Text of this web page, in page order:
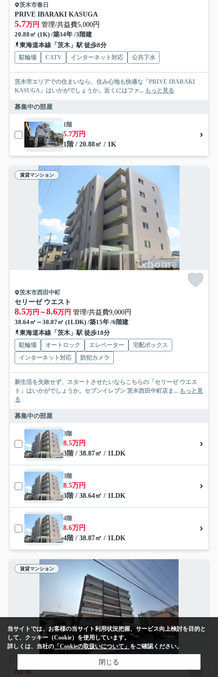
茨木市春日
PRIVE IBARAKI KASUGA
5.7万円 管理/共益費5,000円
20.88㎡ (1K) /築34年 /3階建
東海道本線「茨木」駅 徒歩8分
駐輪場 CATV インターネット対応 公共下水
茨木市エリアでの住まいなら、住み心地も快適な「PRIVE IBARAKI
KASUGA」はいかがでしょうか。近くにはファ... もっと見る
募集中の部屋
1階
5.7万円
1階 / 20.88㎡ / 1K
賃貸マンション
茨木市西田中町
セリーゼ ウエスト
8.5万円～8.6万円 管理/共益費9,000円
38.64㎡～38.87㎡ (1LDK) /築15年 /6階建
東海道本線「茨木」駅 徒歩18分
駐輪場 オートロック エレベーター
宅配ボックス
インターネット対応
防犯カメラ
新生活を失敗せず、スタートさせたいならこちらの「セリーゼ ウエス
ト」はいかがでしょうか。セブンイレブン 茨木西田中町店ま... もっと見
る
募集中の部屋
3階
8.5万円
3階 / 38.87㎡ / 1LDK
3階
8.5万円
3階 / 38.64㎡ / 1LDK
4階
8.6万円
4階 / 38.87㎡ / 1LDK
賃貸マンション
NEW
当サイトでは、お客様の当サイト利用状況把握、サービス向上検討を目的と
して、クッキー（Cookie）を使用しています。
詳しくは、当社の 「Cookieの取扱いについて」 をご確認ください。
閉じる